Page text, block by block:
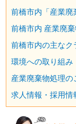
前橋市内「産業廃
前橋市内 産業廃
前橋市内の主なク
環境への取り組み
産業廃棄物処理の
求人情報・採用情